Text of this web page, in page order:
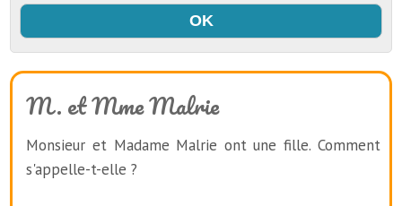
M. et Mme Malrie
Monsieur et Madame Malrie ont une fille. Comment
s'appelle-t-elle ?